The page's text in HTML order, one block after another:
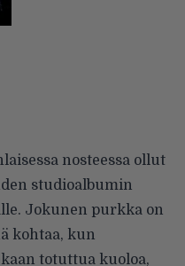
nosteessa ollut
studioalbumin
Jokunen purkka on
kohtaa, kun
totuttua kuoloa,